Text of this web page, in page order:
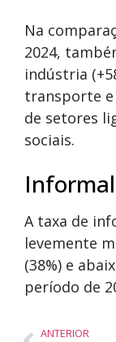
Na
2024,
indústria
transporte e
de setores
sociais.
A taxa de
levemente
(38%) e
período de
ANTERIOR